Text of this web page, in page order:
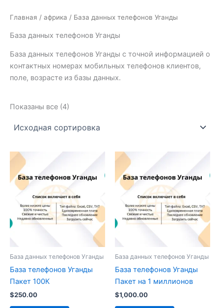
Главная / африка / База данных телефонов Уганды
База данных телефонов Уганды
База данных телефонов Уганды с точной информацией о
контактных номерах мобильных телефонов клиентов,
поле, возрасте из базы данных.
Показаны все (4)
База данных телефонов Уганды
База телефонов Уганды
Пакет 100К
$250.00
База данных телефонов Уганды
База телефонов Уганды
Пакет на 1 миллионов
$1,000.00